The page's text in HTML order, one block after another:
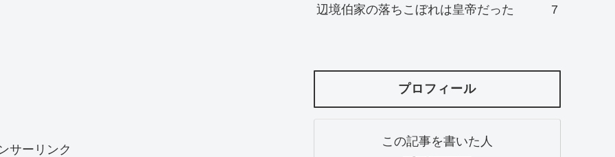
サーリンク
辺境伯家の落ちこぼれは皇帝だった 7
プロフィール
この記事を書いた人